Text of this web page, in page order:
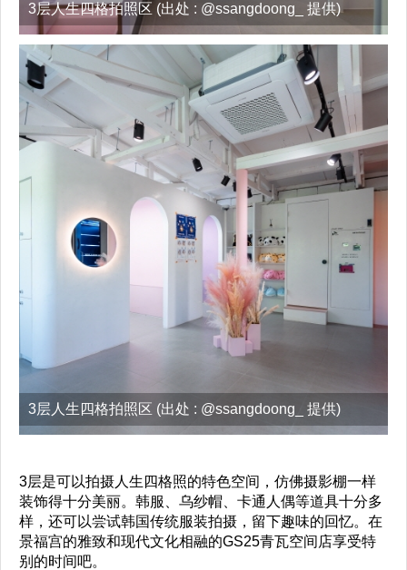
3层人生四格拍照区 (出处 : @ssangdoong_ 提供)
3层人生四格拍照区 (出处 : @ssangdoong_ 提供)
3层是可以拍摄人生四格照的特色空间，仿佛摄影棚一样
装饰得十分美丽。韩服、乌纱帽、卡通人偶等道具十分多
样，还可以尝试韩国传统服装拍摄，留下趣味的回忆。在
景福宫的雅致和现代文化相融的GS25青瓦空间店享受特
别的时间吧。